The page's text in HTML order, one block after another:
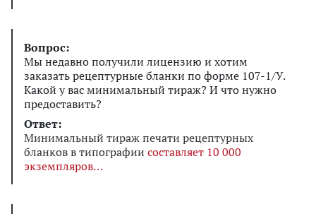
Вопрос:
Мы недавно получили лицензию и хотим
заказать рецептурные бланки по форме 107-1/У.
Какой у вас минимальный тираж? И что нужно
предоставить?
Ответ:
Минимальный тираж печати рецептурных
бланков в типографии составляет 10 000
экземпляров